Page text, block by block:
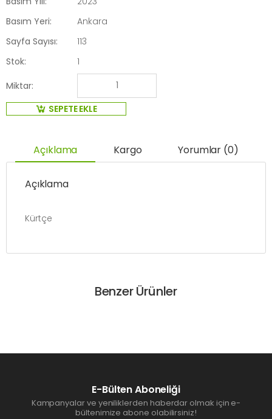
Basım Yeri:
Ankara
Sayfa Sayısı:
113
Stok:
1
Miktar:
SEPETE EKLE
Açıklama Kargo Yorumlar (0)
Açıklama
Kürtçe
Benzer Ürünler
E-Bülten Aboneliği
Kampanyalar ve yeniliklerden haberdar olmak için e-
bültenimize abone olabilirsiniz!